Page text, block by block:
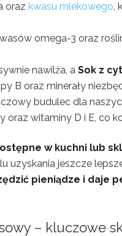
oraz kwasu mlekowego,
omega-3 oraz
nawilża, a Sok z
B oraz minerały
budulec dla
oraz witaminy D i E, co
w kuchni lub
uzyskania jeszcze
pieniądze i daje
– kluczowe